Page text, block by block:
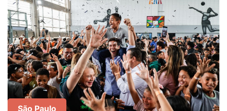
São Paulo